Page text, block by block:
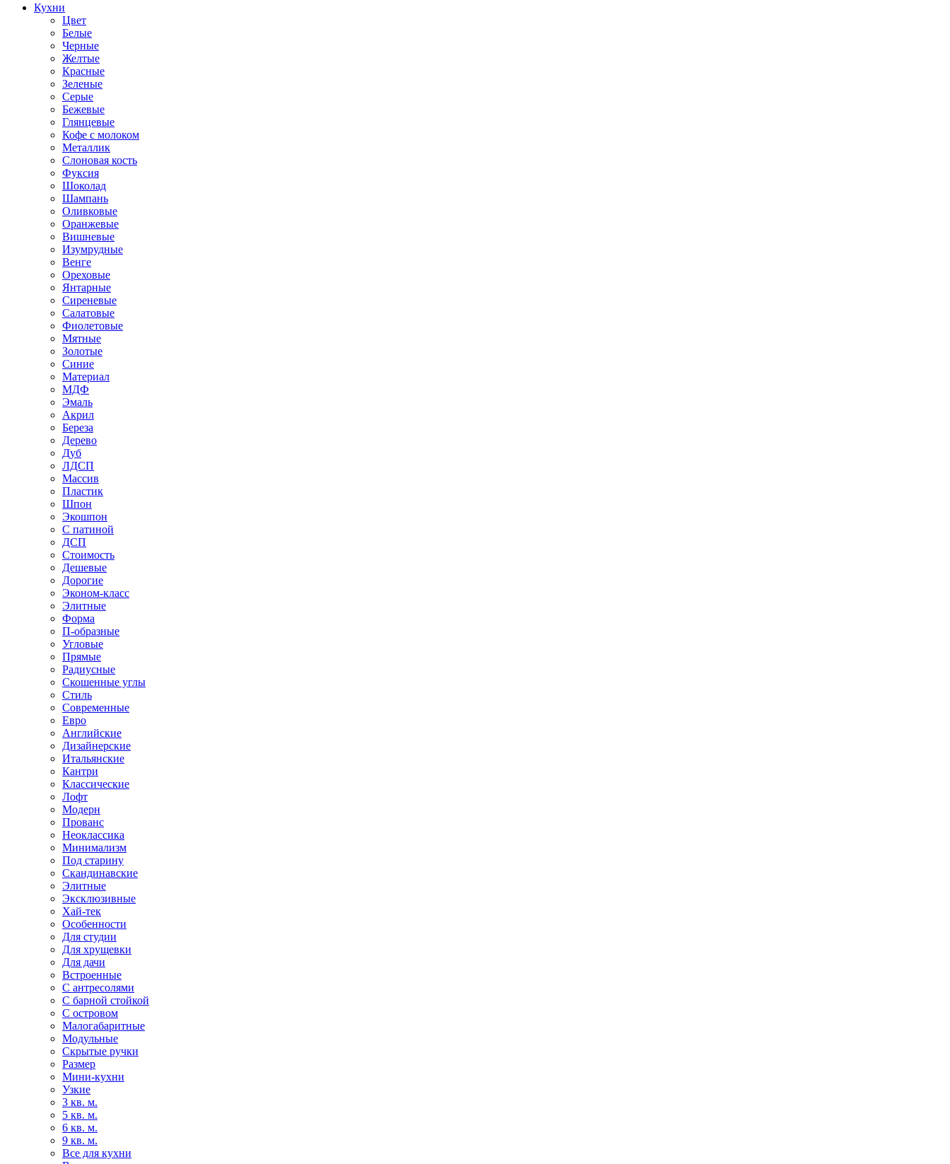
Кухни
Цвет
Белые
Черные
Желтые
Красные
Зеленые
Серые
Бежевые
Глянцевые
Кофе с молоком
Металлик
Слоновая кость
Фуксия
Шоколад
Шампань
Оливковые
Оранжевые
Вишневые
Изумрудные
Венге
Ореховые
Янтарные
Сиреневые
Салатовые
Фиолетовые
Мятные
Золотые
Синие
Материал
МДФ
Эмаль
Акрил
Береза
Дерево
Дуб
ЛДСП
Массив
Пластик
Шпон
Экошпон
С патиной
ДСП
Стоимость
Дешевые
Дорогие
Эконом-класс
Элитные
Форма
П-образные
Угловые
Прямые
Радиусные
Скошенные углы
Стиль
Современные
Евро
Английские
Дизайнерские
Итальянские
Кантри
Классические
Лофт
Модерн
Прованс
Неоклассика
Минимализм
Под старину
Скандинавские
Элитные
Эксклюзивные
Хай-тек
Особенности
Для студии
Для хрущевки
Для дачи
Встроенные
С антресолями
С барной стойкой
С островом
Малогабаритные
Модульные
Скрытые ручки
Размер
Мини-кухни
Узкие
3 кв. м.
5 кв. м.
6 кв. м.
9 кв. м.
Все для кухни